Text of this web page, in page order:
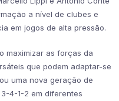
a nível de clubes e
em jogos de alta pressão.
maximizar as forças da
que podem adaptar-se
uma nova geração de
4-1-2 em diferentes